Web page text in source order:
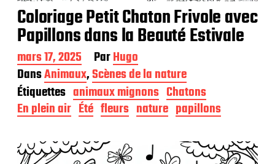
Coloriage Petit Chaton Frivole avec
Papillons dans la Beauté Estivale
D
a
t
e
d
e
u
b
mars 17, 2025 ParHugo
DansAnimaux,Scènes de la nature
Étiquettes animaux mignons Chatons
En plein air Été fleurs nature papillons